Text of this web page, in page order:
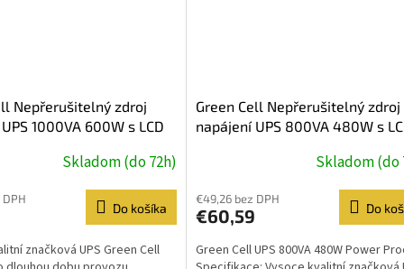
Nepřerušitelný zdroj
1000VA 600W s LCD
Skladom (do 72h)
Do košíka
značková UPS Green Cell
Green Cell Nepřerušitelný zdroj
napájení UPS 800VA 480W s
Skladom (do
€49,26 bez DPH
€60,59 Do
Green Cell UPS 800VA 480W Power